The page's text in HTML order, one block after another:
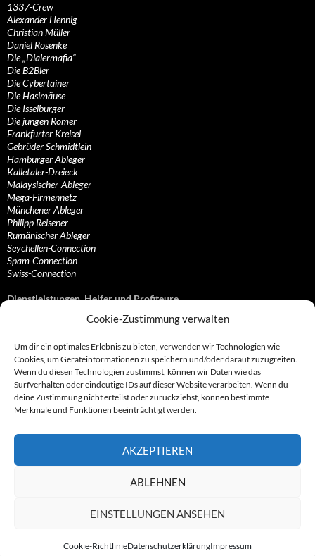
Cookie-Zustimmung verwalten
Um dir ein optimales Erlebnis zu bieten, verwenden wir Technologien wie
Cookies, um Geräteinformationen zu speichern und/oder darauf zuzugreifen.
Wenn du diesen Technologien zustimmst, können wir Daten wie das
Surfverhalten oder eindeutige IDs auf dieser Website verarbeiten. Wenn du
deine Zustimmung nicht erteilst oder zurückziehst, können bestimmte
Merkmale und Funktionen beeinträchtigt werden.
AKZEPTIEREN
ABLEHNEN
EINSTELLUNGEN ANSEHEN
Cookie-RichtlinieDatenschutzerklärungImpressum
1337-Crew
Alexander Hennig
Christian Müller
Daniel Rosenke
Die „Dialermafia“
Die B2Bler
Die Cybertainer
Die Hasimäuse
Die Isselburger
Die jungen Römer
Frankfurter Kreisel
Gebrüder Schmidtlein
Hamburger Ableger
Kalletaler-Dreieck
Malaysischer-Ableger
Mega-Firmennetz
Münchener Ableger
Philipp Reisener
Rumänischer Ableger
Seychellen-Connection
Spam-Connection
Swiss-Connection
Dienstleistungen, Helfer und Profiteure
Anonymisierungsdienste, VPN- und Web-Proxy…
Bezahlsysteme, Finanzdienstleister und…
Bürodienstleister, Firmengründer- und/oder…
Datenhändler, Adressbroker und zielgerichtetes…
Hosting, Routing, Provider, Domain-, Web- und…
Inkasso, Forderungsmanagement und eintreibende…
Spieleanbieter, Online- und Browsergames
Partnerprogramme, Vertriebskanäle- und…
Telekommunikationsdienstleister, Internet…
Vereine, Verbände, Vereinigungen und Lobbyisten
Web-Rotlichtbezirk, Erotik- und XXX-Anbieter
Sonstige Dienstleister, Profiteure und Kooperationen
© 2007 - 2026 by Abzocknews.de